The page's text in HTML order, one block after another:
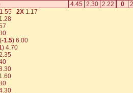
4.45 2.30 2.22 0
1.55 2Х 1.17
1.28
-1.5) 6.00
) 4.70
1.60